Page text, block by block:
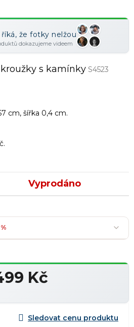
že fotky nelžou
dokazujeme videem
s kamínky S4523
cm, šířka 0,4 cm.
Vyprodáno
lze kombinovat ?
Kč